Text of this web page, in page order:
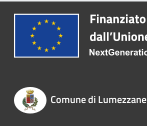
Comune di Lumezzane